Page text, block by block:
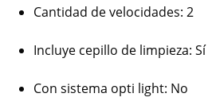
Cantidad de velocidades: 2
Incluye cepillo de limpieza: Sí
Con sistema opti light: No